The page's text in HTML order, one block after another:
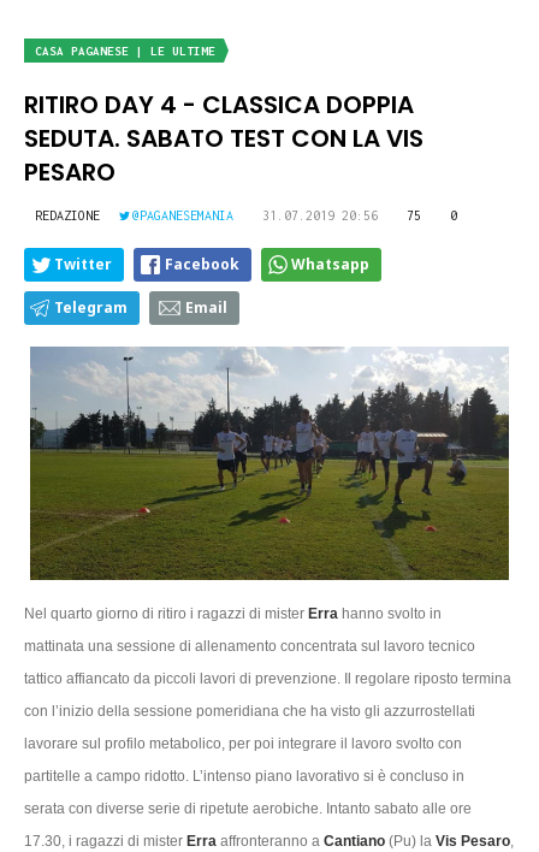
CASA PAGANESE | LE ULTIME
RITIRO DAY 4 - CLASSICA DOPPIA
SEDUTA. SABATO TEST CON LA VIS
PESARO
REDAZIONE @PAGANESEMANIA 31.07.2019 20:56 75 0
Twitter Facebook Whatsapp
Telegram Email
Nel quarto giorno di ritiro i ragazzi di mister Erra hanno svolto in
mattinata una sessione di allenamento concentrata sul lavoro tecnico
tattico affiancato da piccoli lavori di prevenzione. Il regolare riposto termina
con l’inizio della sessione pomeridiana che ha visto gli azzurrostellati
lavorare sul profilo metabolico, per poi integrare il lavoro svolto con
partitelle a campo ridotto. L’intenso piano lavorativo si è concluso in
serata con diverse serie di ripetute aerobiche. Intanto sabato alle ore
17.30, i ragazzi di mister Erra affronteranno a Cantiano (Pu) la Vis Pesaro,